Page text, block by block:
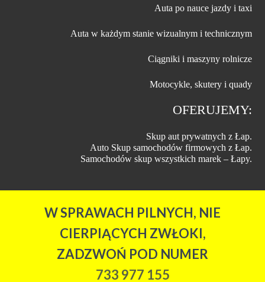
Auta po nauce jazdy i taxi
Auta w każdym stanie wizualnym i technicznym
Ciągniki i maszyny rolnicze
Motocykle, skutery i quady
OFERUJEMY:
Skup aut prywatnych z Łap.
Auto Skup samochodów firmowych z Łap.
Samochodów skup wszystkich marek – Łapy.
W SPRAWACH PILNYCH, NIE
CIERPIĄCYCH ZWŁOKI,
ZADZWOŃ POD NUMER
733 977 155